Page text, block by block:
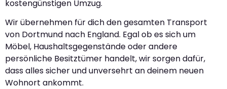
kostengünstigen Umzug.
Wir übernehmen für dich den gesamten Transport
von Dortmund nach England. Egal ob es sich um
Möbel, Haushaltsgegenstände oder andere
persönliche Besitztümer handelt, wir sorgen dafür,
dass alles sicher und unversehrt an deinem neuen
Wohnort ankommt.